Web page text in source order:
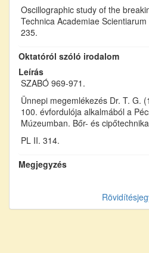
Oscillographic study of the
Technica Academiae
235.
Oktatóról szóló irodalom
Leírás
SZABÓ 969-971.
Ünnepi megemlékezés Dr. T. G.
100. évfordulója alkalmából a
Múzeumban. Bőr- és
PL II. 314.
Megjegyzés